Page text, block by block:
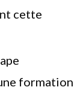
cette
formation